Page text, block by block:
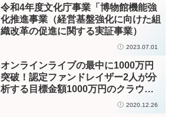
令和4年度文化庁事業「博物館機能強
化推進事業（経営基盤強化に向けた組
織改革の促進に関する実証事業）
2023.07.01
オンラインライブの最中に1000万円
突破！認定ファンドレイザー2人が分
析する目標金額1000万円のクラウド
ファンディングプロジェクト「映画
2020.12.26